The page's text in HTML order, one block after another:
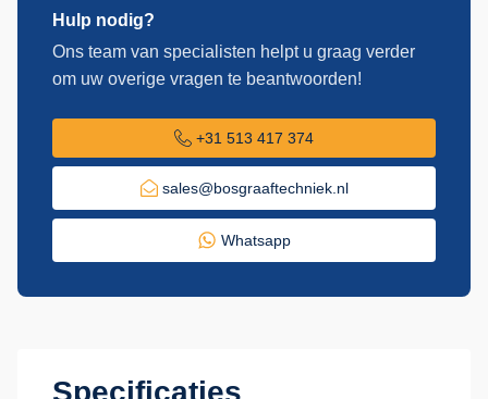
Hulp nodig?
Ons team van specialisten helpt u graag verder
om uw overige vragen te beantwoorden!
+31 513 417 374
sales@bosgraaftechniek.nl
Whatsapp